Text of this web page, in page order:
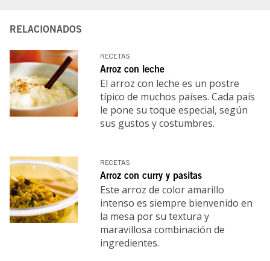
RELACIONADOS
RECETAS
Arroz con leche
El arroz con leche es un postre
típico de muchos países. Cada país
le pone su toque especial, según
sus gustos y costumbres.
RECETAS
Arroz con curry y pasitas
Este arroz de color amarillo
intenso es siempre bienvenido en
la mesa por su textura y
maravillosa combinación de
ingredientes.